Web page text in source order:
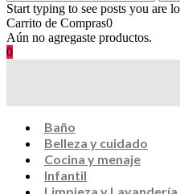
Start typing to see posts you are
Carrito de Compras0
Aún no agregaste productos.
0
Baño
Belleza y cuidado
Cocina y menaje
Infantil